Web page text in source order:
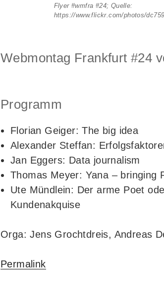
Flyer #wmfra #24; Quelle:
https://www.flickr.com/photos/
Webmontag Frankfurt #24
Programm
Florian Geiger: The big idea
Alexander Steffan:
Jan Eggers: Data journalism
Thomas Meyer: Yana – bringing
Ute Mündlein: Der arme Poet
Kundenakquise
Orga: Jens Grochtdreis, Andreas
Permalink